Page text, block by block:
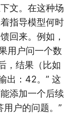
文。在这种场
指导模型何时
回来。例如，
用户问一个数
，结果（比如
出：42。” 这
添加一个后续
户的问题。”